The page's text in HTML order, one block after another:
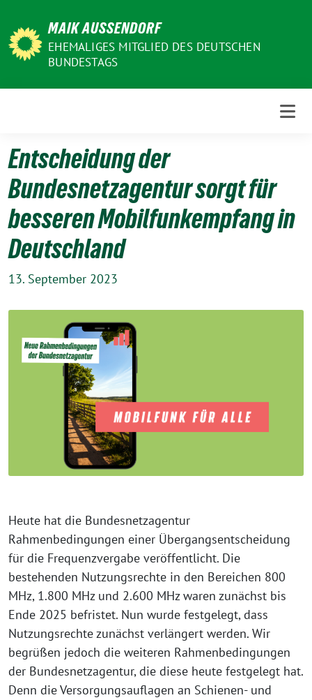
zum
Inhalt
MAIK AUSSENDORF
EHEMALIGES MITGLIED DES DEUTSCHEN
BUNDESTAGS
Entscheidung der
Bundesnetzagentur sorgt für
besseren Mobilfunkempfang in
Deutschland
13. September 2023
Heute hat die Bundesnetzagentur
Rahmenbedingungen einer Übergangsentscheidung
für die Frequenzvergabe veröffentlicht. Die
bestehenden Nutzungsrechte in den Bereichen 800
MHz, 1.800 MHz und 2.600 MHz waren zunächst bis
Ende 2025 befristet. Nun wurde festgelegt, dass
Nutzungsrechte zunächst verlängert werden. Wir
begrüßen jedoch die weiteren Rahmenbedingungen
der Bundesnetzagentur, die diese heute festgelegt hat.
Denn die Versorgungsauflagen an Schienen- und